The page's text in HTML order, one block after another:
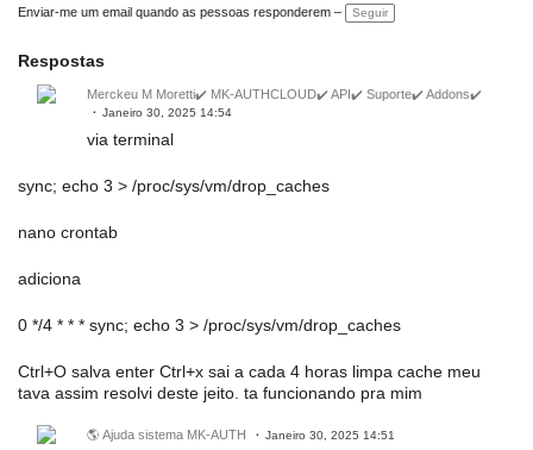
ç
õ
Enviar-me um email quando as pessoas responderem – Seguir
Respostas
Merckeu M Moretti✔️ MK-AUTHCLOUD✔️ API✔️ Suporte✔️ Addons✔️
Janeiro 30, 2025 14:54
via terminal
sync; echo 3 > /proc/sys/vm/drop_caches
nano crontab
adiciona
0 */4 * * * sync; echo 3 > /proc/sys/vm/drop_caches
Ctrl+O salva enter Ctrl+x sai a cada 4 horas limpa cache meu
tava assim resolvi deste jeito. ta funcionando pra mim
🌎 Ajuda sistema MK-AUTH Janeiro 30, 2025 14:51